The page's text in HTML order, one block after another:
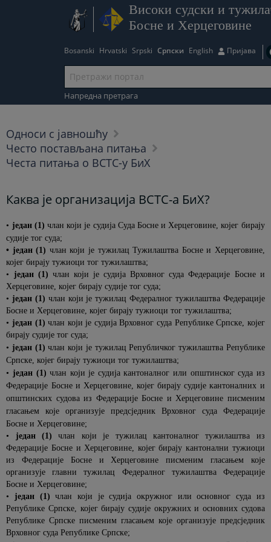
Високи судски и
Босне и Херцеговине
Bosanski Hrvatski Srpski Српски English Пријава
Напредна претрага
Односи с јавношћу
Често постављана питања
Честа питања о ВСТС-у БиХ
Каква је организација ВСТС-а БиХ?
• један (1) члан који је судија Суда Босне и Херцеговине, којег бирају
судије тог суда;
• један (1) члан који је тужилац Тужилаштва Босне и Херцеговине,
којег бирају тужиоци тог тужилаштва;
• један (1) члан који је судија Врховног суда Федерације Босне и
Херцеговине, којег бирају судије тог суда;
•један (1) члан који је тужилац Федералног тужилаштва Федерације
Босне и Херцеговине, којег бирају тужиоци тог тужилаштва;
• један (1)члан који је судија Врховног суда Републике Српске, којег
бирају судије тог суда;
• један (1) члан који је тужилац Републичког тужилаштва Републике
Српске, којег бирају тужиоци тог тужилаштва;
• један (1) члан који је судија кантоналног или општинског суда из
Федерације Босне и Херцеговине, којег бирају судије кантоналних и
општинских судова из Федерације Босне и Херцеговине писменим
гласањем које организује предсједник Врховног суда Федерације
Босне и Херцеговине;
• један (1) члан који је тужилац кантоналног тужилаштва из
Федерације Босне и Херцеговине, којег бирају кантонални тужиоци
из Федерације Босне и Херцеговине писменим гласањем које
организује главни тужилац Федералног тужилаштва Федерације
Босне и Херцеговине;
•један (1) члан који је судија окружног или основног суда из
Републике Српске, којег бирају судије окружних и основних судова
Републике Српске писменим гласањем које организује предсједник
Врховног суда Републике Српске;